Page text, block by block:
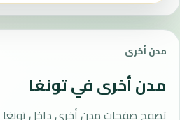
مدن أخرى
مدن أخرى في تونغا
تصفح صفحات مدن أخرى داخل